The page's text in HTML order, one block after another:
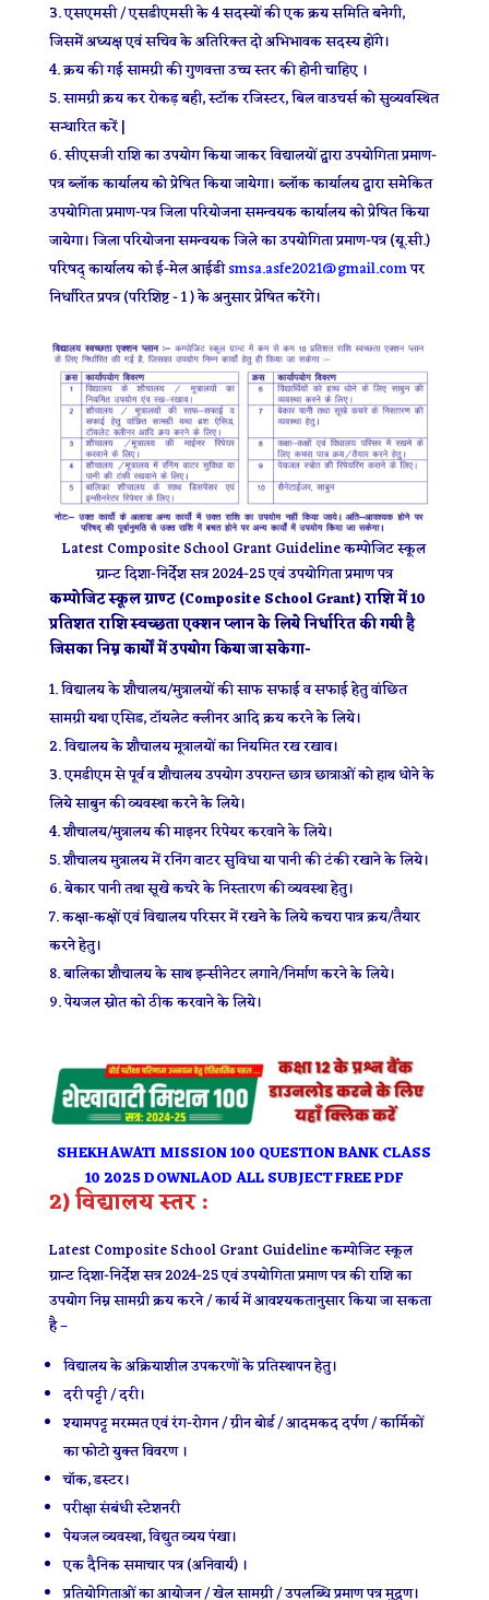
एसएमसी / एसडीएमसी के 4 सदस्यों की एक क्रय समिति बनेगी,
जिसमें अध्यक्ष एवं सचिव के अतिरिक्त दो अभिभावक सदस्य होंगे।
क्रय की गई सामग्री की गुणवत्ता उच्च स्तर की होनी चाहिए ।
सामग्री क्रय कर रोकड़ बही, स्टॉक रजिस्टर, बिल वाउचर्स को सुव्यवस्थित
सन्धारित करें |
सीएसजी राशि का उपयोग किया जाकर विद्यालयों द्वारा उपयोगिता प्रमाण-
पत्र ब्लॉक कार्यालय को प्रेषित किया जायेगा। ब्लॉक कार्यालय द्वारा समेकित
उपयोगिता प्रमाण-पत्र जिला परियोजना समन्वयक कार्यालय को प्रेषित किया
जायेगा। जिला परियोजना समन्वयक जिले का उपयोगिता प्रमाण-पत्र (यू.सी.)
परिषद् कार्यालय को ई-मेल आईडीsmsa.asfe2021@gmail.comपर
निर्धारित प्रपत्र (परिशिष्ट - 1 ) के अनुसार प्रेषित करेंगे।
Latest Composite School Grant Guideline कम्पोजिट स्कूल
ग्रान्ट दिशा-निर्देश सत्र 2024-25 एवं उपयोगिता प्रमाण पत्र
कम्पोजिट स्कूल ग्राण्ट (Composite School Grant) राशि में 10
प्रतिशत राशि स्वच्छता एक्शन प्लान के लिये निर्धारित की गयी है
जिसका निम्न कार्याें में उपयोग किया जा सकेगा-
विद्यालय के शौचालय/मुत्रालयों की साफ सफाई व सफाई हेतु वांछित
सामग्री यथा एसिड, टाॅयलेट क्लीनर आदि क्रय करने के लिये।
विद्यालय के शौचालय मूत्रालयों का नियमित रख रखाव।
एमडीएम से पूर्व व शौचालय उपयोग उपरान्त छात्र छात्राओं को हाथ धोने के
लिये साबुन की व्यवस्था करने के लिये।
शौचालय/मुत्रालय की माइनर रिपेयर करवाने के लिये।
शौचालय मुत्रालय में रनिंग वाटर सुविधा या पानी की टंकी रखाने के लिये।
बेकार पानी तथा सूखे कचरे के निस्तारण की व्यवस्था हेतु।
कक्षा-कक्षों एवं विद्यालय परिसर में रखने के लिये कचरा पात्र क्रय/तैयार
करने हेतु।
बालिका शौचालय के साथ इन्सीनेटर लगाने/निर्माण करने के लिये।
पेयजल स्रोत को ठीक करवाने के लिये।
SHEKHAWATI MISSION 100 QUESTION BANK CLASS
10 2025 DOWNLAOD ALL SUBJECT FREE PDF
2) विद्यालय स्तर :
Latest Composite School Grant Guideline कम्पोजिट स्कूल
ग्रान्ट दिशा-निर्देश सत्र 2024-25 एवं उपयोगिता प्रमाण पत्र की राशि का
उपयोग निम्न सामग्री क्रय करने / कार्य में आवश्यकतानुसार किया जा सकता
है –
विद्यालय के अक्रियाशील उपकरणों के प्रतिस्थापन हेतु।
दरी पट्टी / दरी।
श्यामपट्ट मरम्मत एवं रंग-रोगन / ग्रीन बोर्ड / आदमकद दर्पण / कार्मिकों
का फोटो युक्त विवरण ।
चॉक, डस्टर।
परीक्षा संबंधी स्टेशनरी
पेयजल व्यवस्था, विद्युत व्यय पंखा।
एक दैनिक समाचार पत्र (अनिवार्य) ।
प्रतियोगिताओं का आयोजन / खेल सामग्री / उपलब्धि प्रमाण पत्र मुद्रण।